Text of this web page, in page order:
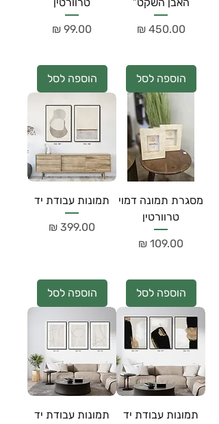
מחיר‏450.00 ‏₪
הוספה לסל
מחיר
הוספה לסל
מסגרת תמונה דמוי
טרוורטין
מחיר
הוספה לסל
תמונות עבודת יד
מחיר
הוספה לסל
תמונות עבודת יד תמונות עבודת יד